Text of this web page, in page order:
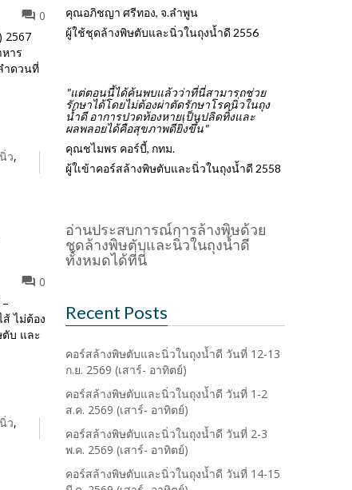
0
2567
าร
ำดวนที่
ว,
0
ไม่ต้อง
ตับ และ
ว,
คุณอภิชญา ศรีทอง, จ.ลำพูน
ผู้ใช้ชุดล้างพิษตับและนิ่วในถุงน้ำดี 2556
"แต่ตอนนี้ได้ค้นพบแล้วว่าที่นี่สามารถช่วย
รักษาได้โดยไม่ต้องผ่าตัดรักษาโรคนิ่วในถุง
น้ำดี อาการปวดท้องหายเป็นปลิดทิ้งและ
ผลพลอยได้คือสุขภาพดียิ่งขึ้น"
คุณชไมพร คอร์บี้, กทม.
ผู้ใเข้าคอร์สล้างพิษตับและนิ่วในถุงน้ำดี 2558
อ่านประสบการณ์การล้างพิษด้วย
ชุดล้างพิษตับและนิ่วในถุงน้ำดี
ทั้งหมดได้ที่นี่
Recent Posts
คอร์สล้างพิษตับและนิ่วในถุงน้ำดี วันที่ 12-13
ก.ย. 2569 (เสาร์- อาทิตย์)
คอร์สล้างพิษตับและนิ่วในถุงน้ำดี วันที่ 1-2
ส.ค. 2569 (เสาร์- อาทิตย์)
คอร์สล้างพิษตับและนิ่วในถุงน้ำดี วันที่ 2-3
พ.ค. 2569 (เสาร์- อาทิตย์)
คอร์สล้างพิษตับและนิ่วในถุงน้ำดี วันที่ 14-15